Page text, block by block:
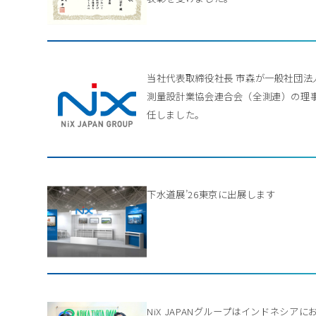
当社代表取締役社長 市森が一般社団法
測量設計業協会連合会（全測連）の理
任しました。
下水道展’26東京に出展します
NiX JAPANグループはインドネシアに